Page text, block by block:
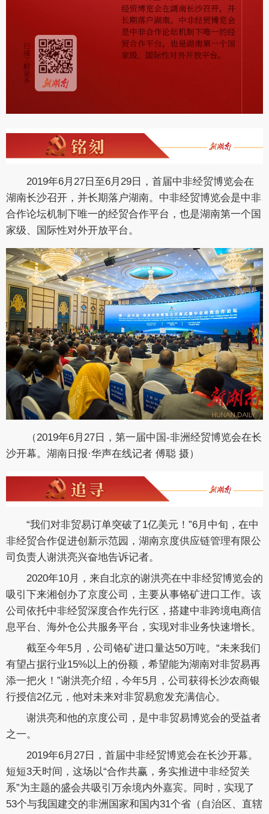
2019年6月27日至6月29日，首届中非经贸博览会在
湖南长沙召开，并长期落户湖南。中非经贸博览会是中非
合作论坛机制下唯一的经贸合作平台，也是湖南第一个国
家级、国际性对外开放平台。
（2019年6月27日，第一届中国-非洲经贸博览会在长
沙开幕。湖南日报·华声在线记者 傅聪 摄）
“我们对非贸易订单突破了1亿美元！”6月中旬，在中
非经贸合作促进创新示范园，湖南京度供应链管理有限公
司负责人谢洪亮兴奋地告诉记者。
2020年10月，来自北京的谢洪亮在中非经贸博览会的
吸引下来湘创办了京度公司，主要从事铬矿进口工作。该
公司依托中非经贸深度合作先行区，搭建中非跨境电商信
息平台、海外仓公共服务平台，实现对非业务快速增长。
截至今年5月，公司铬矿进口量达50万吨。“未来我们
有望占据行业15%以上的份额，希望能为湖南对非贸易再
添一把火！”谢洪亮介绍，今年5月，公司获得长沙农商银
行授信2亿元，他对未来对非贸易愈发充满信心。
谢洪亮和他的京度公司，是中非贸易博览会的受益者
之一。
2019年6月27日，首届中非经贸博览会在长沙开幕。
短短3天时间，这场以“合作共赢，务实推进中非经贸关
系”为主题的盛会共吸引万余境内外嘉宾。同时，实现了
53个与我国建交的非洲国家和国内31个省（自治区、直辖